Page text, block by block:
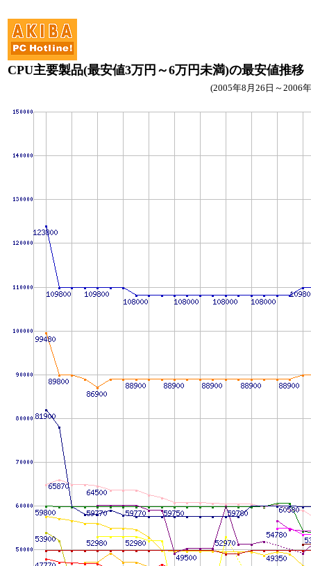
CPU主要製品(最安値3万円～6万円未満)の最安値推移
(2005年8月26日～2006